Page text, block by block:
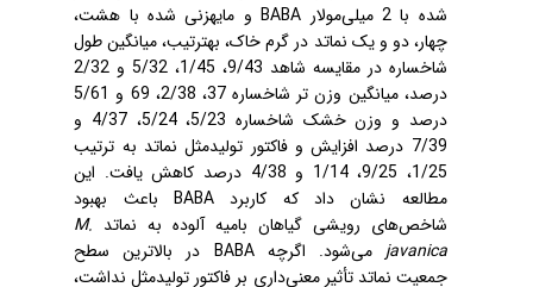
شده با 2 میلی‌مولار
BABAو مایه‏زنی شده با هشت،
چهار، دو و یک نماتد در گرم خاک، به‏ترتیب، میانگین طول
شاخساره در مقایسه شاهد 9/43، 1/45، 5/32 و 2/32
درصد، میانگین وزن تر شاخساره 37، 2/38، 69 و 5/61
درصد و وزن خشک شاخساره 5/23، 5/24، 4/37 و
7/39 درصد افزایش و فاکتور تولیدمثل نماتد به ترتیب
1/25، 9/25، 1/14 و 4/38 درصد کاهش یافت. این
مطالعه نشان داد که کاربرد BABAباعث بهبود
شاخص‌های رویشی گیاهان بامیه آلوده به نماتدM.
javanicaمی‌شود. اگرچه BABAدر بالاترین سطح
جمعیت نماتد تأثیر معنی‌داری بر فاکتور تولیدمثل نداشت،